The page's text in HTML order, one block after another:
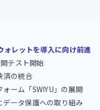
ォレットを導入に向け前進
テスト開始
済の統合
ーム「SWIYU」の展開
データ保護への取り組み